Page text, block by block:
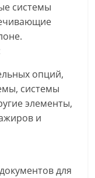
системы
опций,
системы
элементы,
и
для